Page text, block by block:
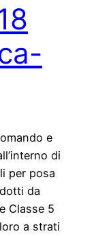
e
di
per posa
da
Classe 5
a strati